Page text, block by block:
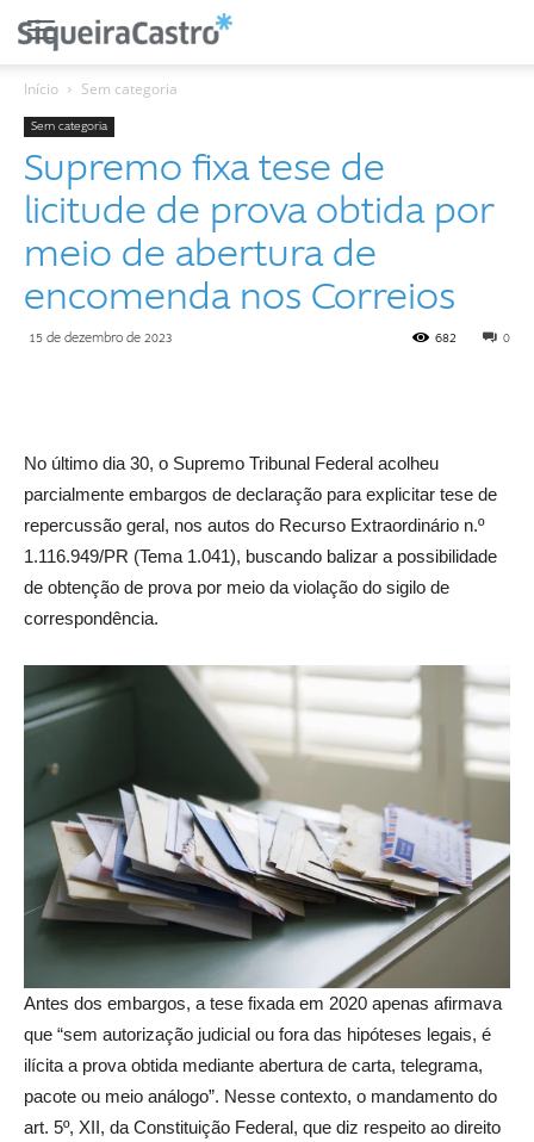
Início Sem categoria
Sem categoria
Supremo fixa tese de
licitude de prova obtida por
meio de abertura de
encomenda nos Correios
15 de dezembro de 2023 0
682
No último dia 30, o Supremo Tribunal Federal acolheu
parcialmente embargos de declaração para explicitar tese de
repercussão geral, nos autos do Recurso Extraordinário n.º
1.116.949/PR (Tema 1.041), buscando balizar a possibilidade
de obtenção de prova por meio da violação do sigilo de
correspondência.
Antes dos embargos, a tese fixada em 2020 apenas afirmava
que “sem autorização judicial ou fora das hipóteses legais, é
ilícita a prova obtida mediante abertura de carta, telegrama,
pacote ou meio análogo”. Nesse contexto, o mandamento do
art. 5º, XII, da Constituição Federal, que diz respeito ao direito